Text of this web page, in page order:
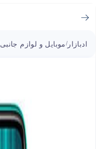
ادبازار /موبایل و لوازم جانبی